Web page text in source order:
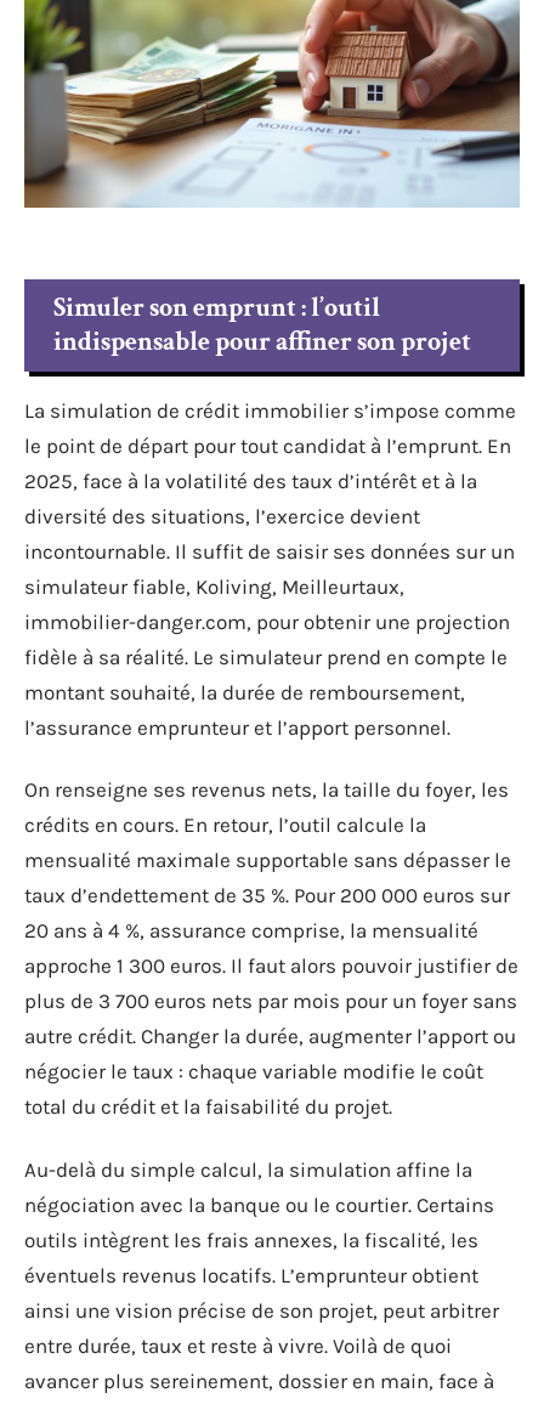
Simuler son emprunt : l’outil
indispensable pour affiner son projet
La simulation de crédit immobilier s’impose comme
le point de départ pour tout candidat à l’emprunt. En
2025, face à la volatilité des taux d’intérêt et à la
diversité des situations, l’exercice devient
incontournable. Il suffit de saisir ses données sur un
simulateur fiable, Koliving, Meilleurtaux,
immobilier-danger.com, pour obtenir une projection
fidèle à sa réalité. Le simulateur prend en compte le
montant souhaité, la durée de remboursement,
l’assurance emprunteur et l’apport personnel.
On renseigne ses revenus nets, la taille du foyer, les
crédits en cours. En retour, l’outil calcule la
mensualité maximale supportable sans dépasser le
taux d’endettement de 35 %. Pour 200 000 euros sur
20 ans à 4 %, assurance comprise, la mensualité
approche 1 300 euros. Il faut alors pouvoir justifier de
plus de 3 700 euros nets par mois pour un foyer sans
autre crédit. Changer la durée, augmenter l’apport ou
négocier le taux : chaque variable modifie le coût
total du crédit et la faisabilité du projet.
Au-delà du simple calcul, la simulation affine la
négociation avec la banque ou le courtier. Certains
outils intègrent les frais annexes, la fiscalité, les
éventuels revenus locatifs. L’emprunteur obtient
ainsi une vision précise de son projet, peut arbitrer
entre durée, taux et reste à vivre. Voilà de quoi
avancer plus sereinement, dossier en main, face à